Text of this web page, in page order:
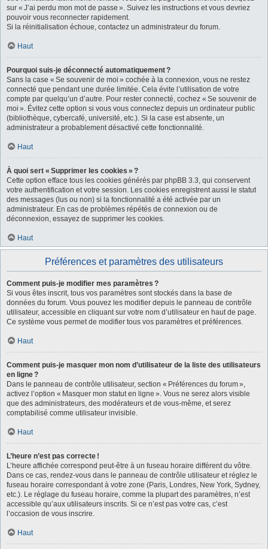
sur « J’ai perdu mon mot de passe ». Suivez les instructions et vous devriez
pouvoir vous reconnecter rapidement.
Si la réinitialisation échoue, contactez un administrateur du forum.
Haut
Pourquoi suis-je déconnecté automatiquement ?
Sans la case « Se souvenir de moi » cochée à la connexion, vous ne restez
connecté que pendant une durée limitée. Cela évite l’utilisation de votre
compte par quelqu’un d’autre. Pour rester connecté, cochez « Se souvenir de
moi ». Évitez cette option si vous vous connectez depuis un ordinateur public
(bibliothèque, cybercafé, université, etc.). Si la case est absente, un
administrateur a probablement désactivé cette fonctionnalité.
Haut
À quoi sert « Supprimer les cookies » ?
Cette option efface tous les cookies générés par phpBB 3.3, qui conservent
votre authentification et votre session. Les cookies enregistrent aussi le statut
des messages (lus ou non) si la fonctionnalité a été activée par un
administrateur. En cas de problèmes répétés de connexion ou de
déconnexion, essayez de supprimer les cookies.
Haut
Préférences et paramètres des utilisateurs
Comment puis-je modifier mes paramètres ?
Si vous êtes inscrit, tous vos paramètres sont stockés dans la base de
données du forum. Vous pouvez les modifier depuis le panneau de contrôle
utilisateur, accessible en cliquant sur votre nom d’utilisateur en haut de page.
Ce système vous permet de modifier tous vos paramètres et préférences.
Haut
Comment puis-je masquer mon nom d’utilisateur de la liste des utilisateurs
en ligne ?
Dans le panneau de contrôle utilisateur, section « Préférences du forum »,
activez l’option « Masquer mon statut en ligne ». Vous ne serez alors visible
que des administrateurs, des modérateurs et de vous-même, et serez
comptabilisé comme utilisateur invisible.
Haut
L’heure n’est pas correcte !
L’heure affichée correspond peut-être à un fuseau horaire différent du vôtre.
Dans ce cas, rendez-vous dans le panneau de contrôle utilisateur et réglez le
fuseau horaire correspondant à votre zone (Paris, Londres, New York, Sydney,
etc.). Le réglage du fuseau horaire, comme la plupart des paramètres, n’est
accessible qu’aux utilisateurs inscrits. Si ce n’est pas votre cas, c’est
l’occasion de vous inscrire.
Haut